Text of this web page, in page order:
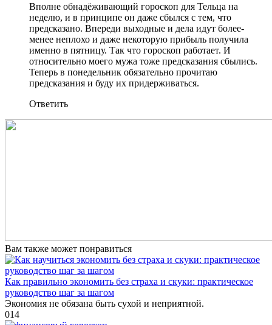
Вполне обнадёживающий гороскоп для Тельца на
неделю, и в принципе он даже сбылся с тем, что
предсказано. Впереди выходные и дела идут более-
менее неплохо и даже некоторую прибыль получила
именно в пятницу. Так что гороскоп работает. И
относительно моего мужа тоже предсказания сбылись.
Теперь в понедельник обязательно прочитаю
предсказания и буду их придерживаться.
Ответить
Вам также может понравиться
Как правильно экономить без страха и скуки: практическое
руководство шаг за шагом
Экономия не обязана быть сухой и неприятной.
014